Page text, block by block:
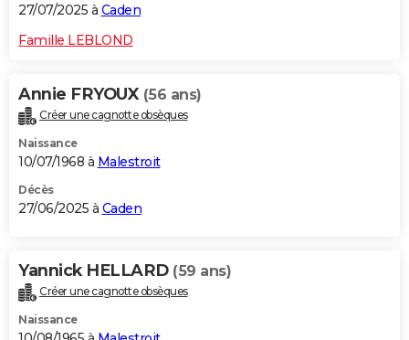
27/07/2025 à Caden
Famille LEBLOND
Annie FRYOUX (56 ans)
Créer une cagnotte obsèques
Naissance
10/07/1968 à Malestroit
Décès
27/06/2025 à Caden
Yannick HELLARD (59 ans)
Créer une cagnotte obsèques
Naissance